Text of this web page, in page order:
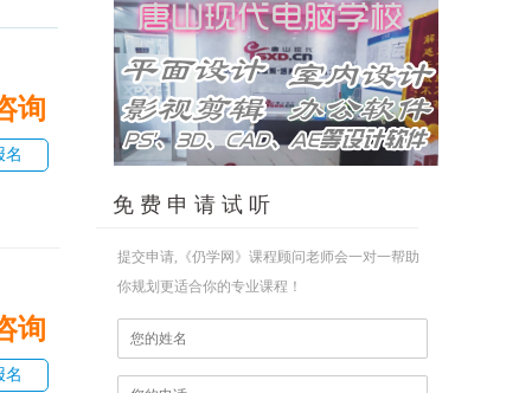
询
名
询
名
免 费 申 请 试 听
提交申请,《仍学网》课程顾问老师会一对一帮助
你规划更适合你的专业课程！